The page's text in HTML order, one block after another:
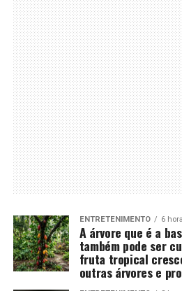
ENTRETENIMENTO 6
A árvore que é a
também pode ser
fruta tropical
outras árvores e